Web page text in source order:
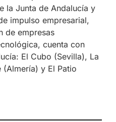
la Junta de Andalucía y
impulso empresarial,
de empresas
cuenta con
El Cubo (Sevilla), La
(Almería) y El Patio